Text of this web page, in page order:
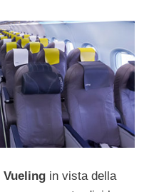
Vueling in vista della